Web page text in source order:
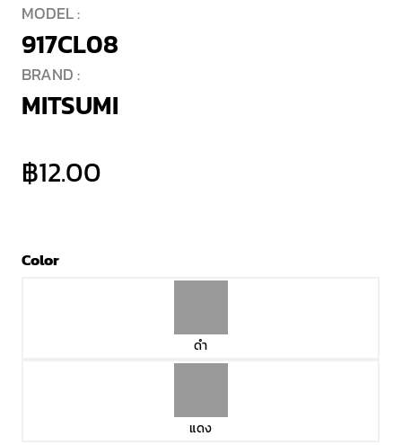
MODEL :
917CL08
BRAND :
MITSUMI
฿12.00
Color
ดำ
แดง